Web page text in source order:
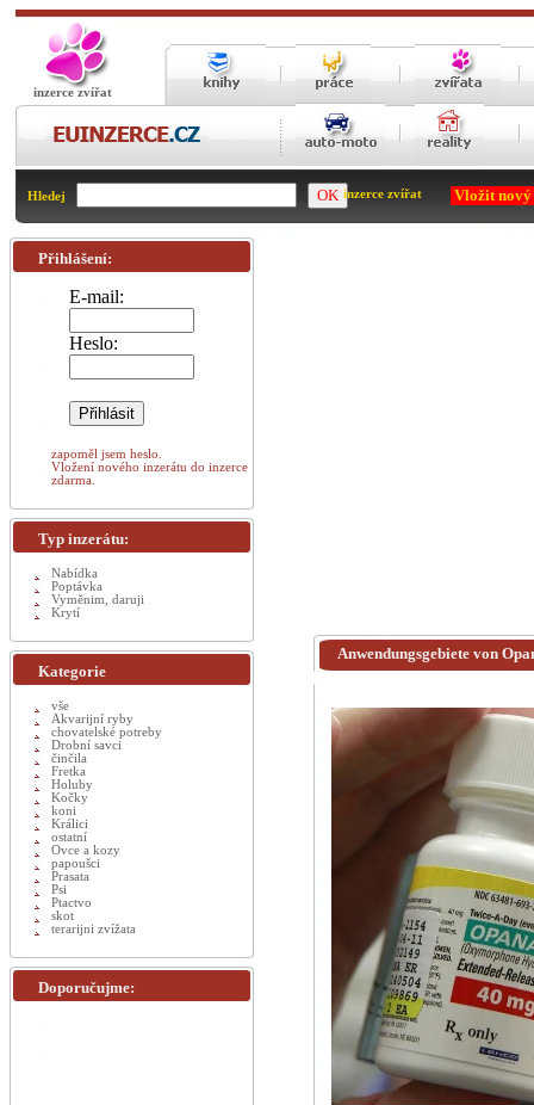
inzerce zvířat
Hledej inzerce zvířat Vložit
Anwendungsgebiete von
Přihlášení:
E-mail:
Heslo:
zapoměl jsem heslo.
Vložení nového inzerátu do inzerce
zdarma.
Typ inzerátu:
Nabídka
Poptávka
Vyměnim, daruji
Krytí
Kategorie
vše
Akvarijní ryby
chovatelské potreby
Drobní savci
činčila
Fretka
Holuby
Kočky
koni
Králici
ostatní
Ovce a kozy
papoušci
Prasata
Psi
Ptactvo
skot
terarijni zvížata
Doporučujme: